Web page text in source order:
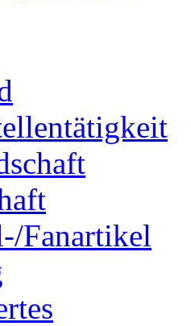
Fanartikel